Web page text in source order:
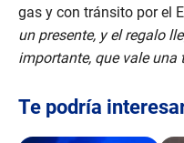
gas y con tránsito por el
un presente, y el regalo
importante, que vale una
Te podría